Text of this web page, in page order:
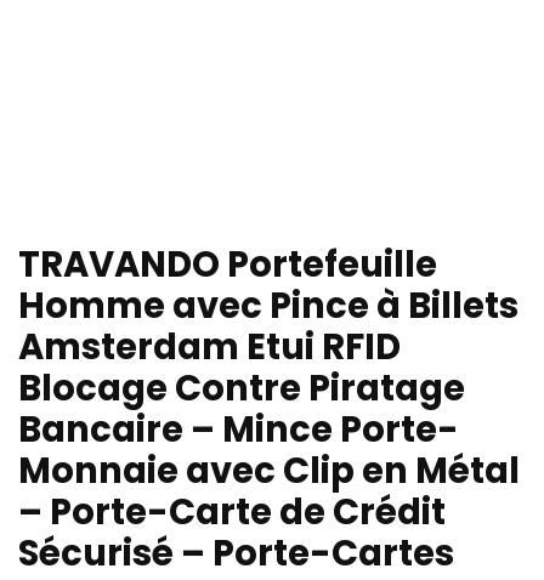
TRAVANDO Portefeuille
Homme avec Pince à Billets
Amsterdam Etui RFID
Blocage Contre Piratage
Bancaire – Mince Porte-
Monnaie avec Clip en Métal
– Porte-Carte de Crédit
Sécurisé – Porte-Cartes